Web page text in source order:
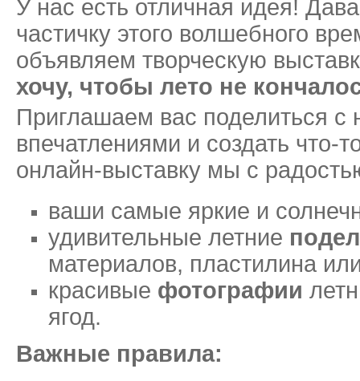
У нас есть отличная идея!
частичку этого волшебного
объявляем творческую
хочу, чтобы лето не
Приглашаем вас поделиться
впечатлениями и создать что-
онлайн-выставку мы с
ваши самые яркие и
удивительные летние
материалов, пластилина
красивые фотографии
ягод.
Важные правила: